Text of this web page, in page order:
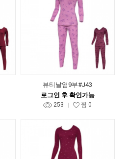
뷰티날염9부#J43
로그인 후 확인가능
253 찜 0